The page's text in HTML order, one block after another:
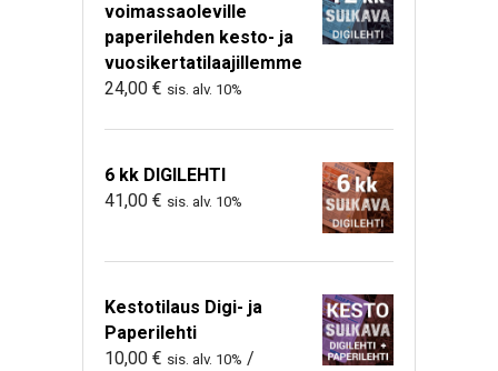
voimassaoleville
paperilehden kesto- ja
vuosikertatilaajillemme
24,00 € sis. alv. 10%
6 kk DIGILEHTI
41,00 € sis. alv. 10%
Kestotilaus Digi- ja
Paperilehti
10,00 € sis. alv. 10% /